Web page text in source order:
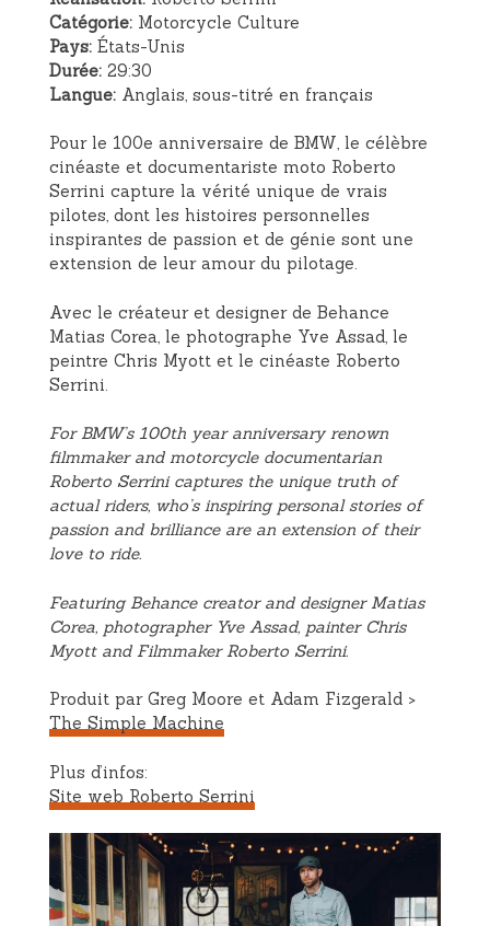
Catégorie: Motorcycle Culture
Pays: États-Unis
Durée: 29:30
Langue: Anglais, sous-titré en français
Pour le 100e anniversaire de BMW, le célèbre
cinéaste et documentariste moto Roberto
Serrini capture la vérité unique de vrais
pilotes, dont les histoires personnelles
inspirantes de passion et de génie sont une
extension de leur amour du pilotage.
Avec le créateur et designer de Behance
Matias Corea, le photographe Yve Assad, le
peintre Chris Myott et le cinéaste Roberto
Serrini.
For BMW’s 100th year anniversary renown
filmmaker and motorcycle documentarian
Roberto Serrini captures the unique truth of
actual riders, who’s inspiring personal stories of
passion and brilliance are an extension of their
love to ride.
Featuring Behance creator and designer Matias
Corea, photographer Yve Assad, painter Chris
Myott and Filmmaker Roberto Serrini.
Produit par Greg Moore et Adam Fizgerald >
The Simple Machine
Plus d’infos:
Site web Roberto Serrini